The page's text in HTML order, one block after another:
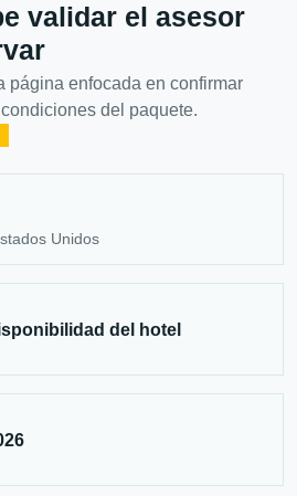
validar el asesor
página enfocada en confirmar
del paquete.
Unidos
del hotel